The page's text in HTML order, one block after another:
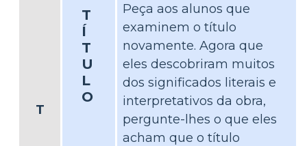
T
T
Í
T
U
L
O
Peça aos alunos que
examinem o título
novamente. Agora que
eles descobriram muitos
dos significados literais e
interpretativos da obra,
pergunte-lhes o que eles
acham que o título